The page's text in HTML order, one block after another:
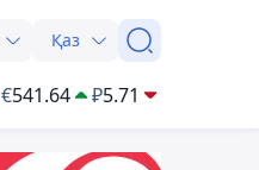
Қаз
€541.64 ₽5.71